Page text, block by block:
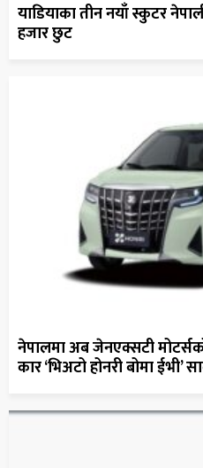
याडियाका तीन नयाँ स्कुटर
हजार छुट
नेपालमा अब जेनएक्सटी
कार ‘भिअटो होनरी बोमा ईभी’